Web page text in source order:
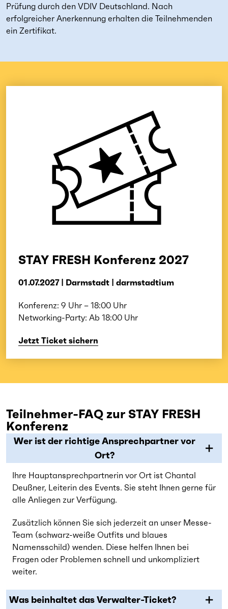
Prüfung durch den VDIV Deutschland. Nach
erfolgreicher Anerkennung erhalten die Teilnehmenden
ein Zertifikat.
STAY FRESH Konferenz 2027
01.07.2027 | Darmstadt | darmstadtium
Konferenz: 9 Uhr – 18:00 Uhr
Networking-Party: Ab 18:00 Uhr
Jetzt Ticket sichern
Teilnehmer-FAQ zur STAY FRESH
Konferenz
Wer ist der richtige Ansprechpartner vor
Ort?
Ihre Hauptansprechpartnerin vor Ort ist Chantal
Deußner, Leiterin des Events. Sie steht Ihnen gerne für
alle Anliegen zur Verfügung.
Zusätzlich können Sie sich jederzeit an unser Messe-
Team (schwarz-weiße Outfits und blaues
Namensschild) wenden. Diese helfen Ihnen bei
Fragen oder Problemen schnell und unkompliziert
weiter.
Was beinhaltet das Verwalter-Ticket?